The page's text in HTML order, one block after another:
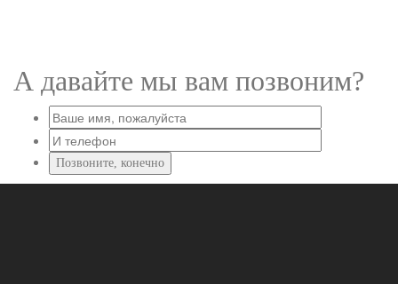
А давайте мы вам позвоним?